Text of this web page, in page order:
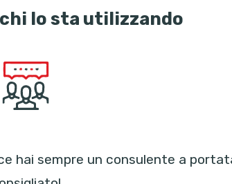
lo sta utilizzando
hai sempre un consulente a